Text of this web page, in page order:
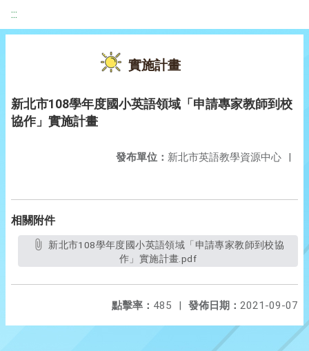
:::
實施計畫
新北市108學年度國小英語領域「申請專家教師到校
協作」實施計畫
發布單位： 新北市英語教學資源中心 |
相關附件
作」實施計畫.pdf
發佈日期： 2021-09-07
點擊率： 485 |